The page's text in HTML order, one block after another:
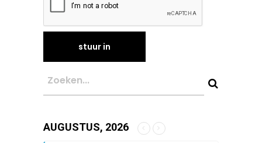
AUGUSTUS, 2026